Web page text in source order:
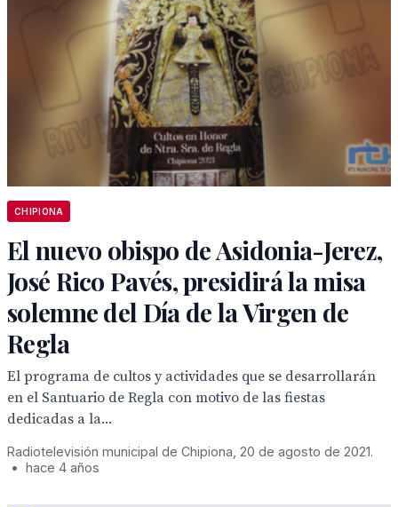
CHIPIONA
El nuevo obispo de Asidonia-Jerez,
José Rico Pavés, presidirá la misa
solemne del Día de la Virgen de
Regla
El programa de cultos y actividades que se desarrollarán
en el Santuario de Regla con motivo de las fiestas
dedicadas a la...
Radiotelevisión municipal de Chipiona, 20 de agosto de 2021.
• hace 4 años